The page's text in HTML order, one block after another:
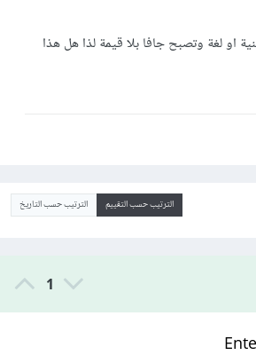
او لغة وتصبح جافا بلا قيمة لذا هل هذا
الترتيب حسب التقييم الترتيب حسب التاريخ
1